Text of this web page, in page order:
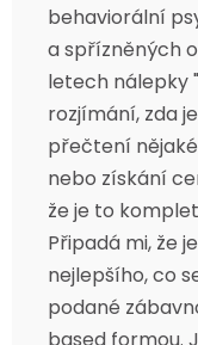
behaviorální
a spřízněných
letech nálepky
rozjímání, zda
přečtení
nebo získání
že je to
Připadá mi, že
nejlepšího, co
podané
based formou.